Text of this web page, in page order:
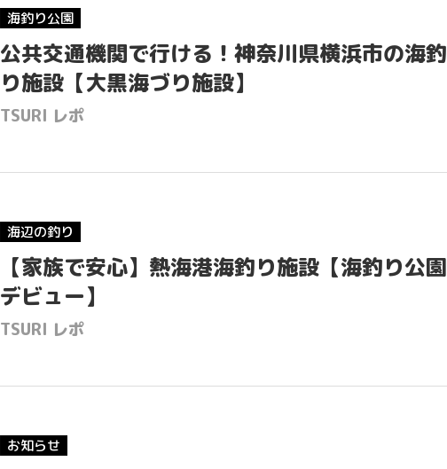
海釣り公園
公共交通機関で行ける！神奈川県横浜市の海釣
り施設【大黒海づり施設】
TSURI レポ
海辺の釣り
【家族で安心】熱海港海釣り施設【海釣り公園
デビュー】
TSURI レポ
お知らせ